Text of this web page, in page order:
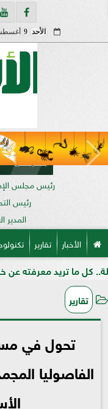
الأحد 9
رئيس مجلس
رئيس
المدير
الأخبار تقارير
معرفته عن خريطة
تقارير
تحول في
الفاصوليا